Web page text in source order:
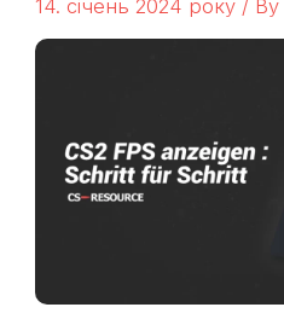
14. січень 2024 року / By